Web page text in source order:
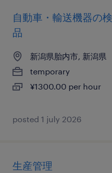
自動車・輸送機器の
品
新潟県胎内市, 新潟県
temporary
¥1300.00 per hour
posted 1 july 2026
生産管理